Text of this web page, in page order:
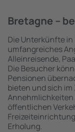
Bretagne –
Die Unterkünfte
umfangreiches
Alleinreisende,
Die Besucher
Pensionen
bieten und sich
Annehmlichkeiten
öffentlichen
Erholung.